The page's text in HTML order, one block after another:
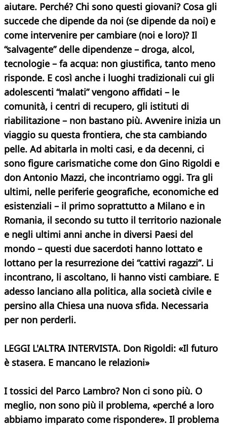
aiutare. Perché? Chi sono questi giovani? Cosa gli
succede che dipende da noi (se dipende da noi) e
come intervenire per cambiare (noi e loro)? Il
“salvagente” delle dipendenze – droga, alcol,
tecnologie – fa acqua: non giustifica, tanto meno
risponde. E così anche i luoghi tradizionali cui gli
adolescenti “malati” vengono affidati – le
comunità, i centri di recupero, gli istituti di
riabilitazione – non bastano più. Avvenire inizia un
viaggio su questa frontiera, che sta cambiando
pelle. Ad abitarla in molti casi, e da decenni, ci
sono figure carismatiche come don Gino Rigoldi e
don Antonio Mazzi, che incontriamo oggi. Tra gli
ultimi, nelle periferie geografiche, economiche ed
esistenziali – il primo soprattutto a Milano e in
Romania, il secondo su tutto il territorio nazionale
e negli ultimi anni anche in diversi Paesi del
mondo – questi due sacerdoti hanno lottato e
lottano per la resurrezione dei “cattivi ragazzi”. Li
incontrano, li ascoltano, li hanno visti cambiare. E
adesso lanciano alla politica, alla società civile e
persino alla Chiesa una nuova sfida. Necessaria
per non perderli.
LEGGI L'ALTRA INTERVISTA. Don Rigoldi: «Il futuro
è stasera. E mancano le relazioni»
I tossici del Parco Lambro? Non ci sono più. O
meglio, non sono più il problema, «perché a loro
abbiamo imparato come rispondere». Il problema